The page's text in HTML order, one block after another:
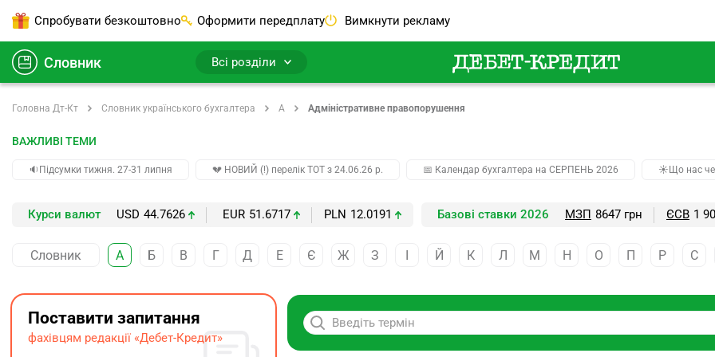
Спробувати безкоштовно Оформити передплату Вимкнути рекламу
Словник Всі розділи
Головна Дт-Кт Словник українського бухгалтера А Адміністративне правопорушення
ВАЖЛИВІ ТЕМИ
🔉Підсумки тижня. 27-31 липня 💔 НОВИЙ (!) перелік ТОТ з 24.06.26 р. 📅 Календар бухгалтера на СЕРПЕНЬ 2026 ☀️Що нас
Курси валют EUR 51.6717 PLN 12.0191
USD 44.7626 Базові ставки 2026 МЗП 8647 грн ЄСВ 1
Словник А Б В Г Д Е Є Ж З І Й К Л М Н О П Р С
Поставити запитання
фахівцям редакції «Дебет-Кредит»